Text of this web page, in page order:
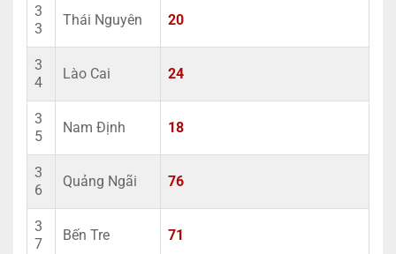
3
3
Thái Nguyên 20
3
4
Lào Cai 24
3
5
Nam Định 18
3
6
Quảng Ngãi 76
3
7
Bến Tre 71